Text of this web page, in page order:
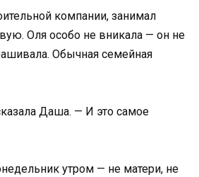
компании, занимал
Оля особо не вникала — он не
Обычная семейная
Даша. — И это самое
утром — не матери, не